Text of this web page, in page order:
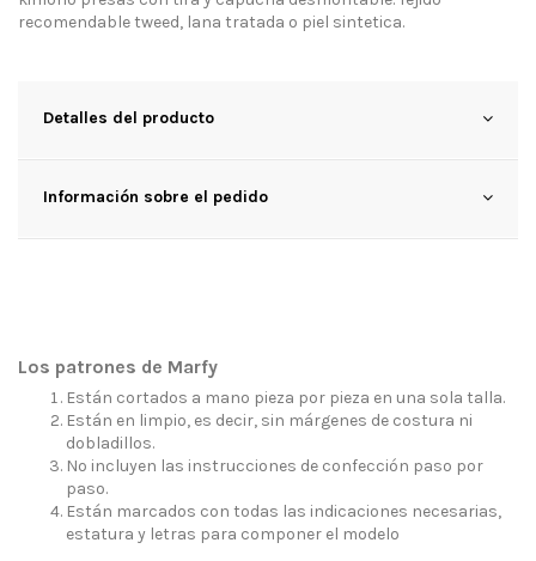
recomendable tweed, lana tratada o piel sintetica.
Detalles del producto
Información sobre el pedido
Los patrones de Marfy
Están cortados a mano pieza por pieza en una sola talla.
Están en limpio, es decir, sin márgenes de costura ni
dobladillos.
No incluyen las instrucciones de confección paso por
paso.
Están marcados con todas las indicaciones necesarias,
estatura y letras para componer el modelo